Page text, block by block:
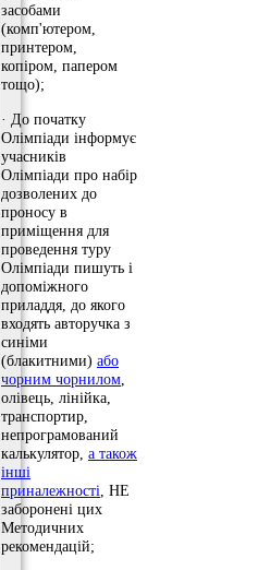
засобами
(комп'ютером,
принтером,
копіром, папером
тощо);
· До початку
Олімпіади інформує
учасників
Олімпіади про набір
дозволених до
проносу в
приміщення для
проведення туру
Олімпіади пишуть і
допоміжного
приладдя, до якого
входять авторучка з
синіми
(блакитними) або
чорним чорнилом
олівець, лінійка,
транспортир,
непрограмований
калькулятор, а також
інші
приналежності , НЕ
заборонені цих
Методичних
рекомендацій;